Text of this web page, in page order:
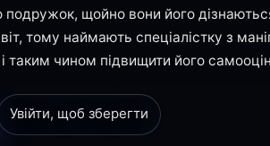
подружок, щойно вони його
тому наймають спеціалістку з
таким чином підвищити його
Увійти, щоб зберегти